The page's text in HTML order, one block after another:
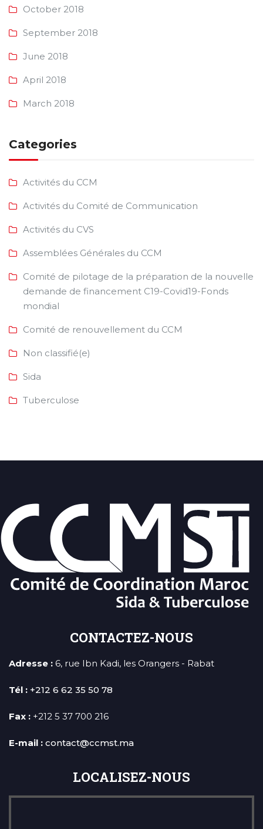
October 2018
September 2018
June 2018
April 2018
March 2018
Categories
Activités du CCM
Activités du Comité de Communication
Activités du CVS
Assemblées Générales du CCM
Comité de pilotage de la préparation de la nouvelle
demande de financement C19-Covid19-Fonds
mondial
Comité de renouvellement du CCM
Non classifié(e)
Sida
Tuberculose
CONTACTEZ-NOUS
Adresse : 6, rue Ibn Kadi, les Orangers - Rabat
Tél : +212 6 62 35 50 78
Fax : +212 5 37 700 216
E-mail : contact@ccmst.ma
LOCALISEZ-NOUS